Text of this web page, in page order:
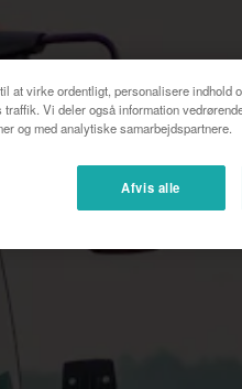
at virke ordentligt, personalisere indhold
Vi deler også information
og med analytiske samarbejdspartnere.
Afvis alle